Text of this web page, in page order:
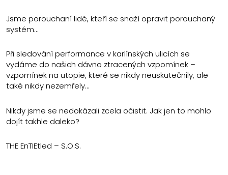
Jsme porouchaní lidé, kteří se snaží opravit porouchaný
systém…
Při sledování performance v karlínských ulicích se
vydáme do našich dávno ztracených vzpomínek –
vzpomínek na utopie, které se nikdy neuskutečnily, ale
také nikdy nezemřely…
Nikdy jsme se nedokázali zcela očistit. Jak jen to mohlo
dojít takhle daleko?
THE EnTIEtled – S.O.S.